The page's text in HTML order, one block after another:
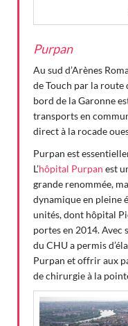
Purpan
Au sud d’Arènes
de Touch par la route
bord de la Garonne
transports en
direct à la rocade
Purpan est
L’hôpital Purpan est
grande renommée,
dynamique en pleine
unités, dont hôpital
portes en 2014. Avec
du CHU a permis
Purpan et offrir aux
de chirurgie à la